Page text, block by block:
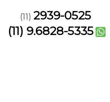
(11) 2939-0525
(11) 9.6828-5335